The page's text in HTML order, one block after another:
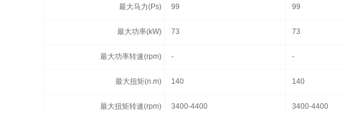
最大马力(Ps) 99 99
最大功率(kW) 73 73
最大功率转速(rpm) - -
最大扭矩(n.m) 140 140
最大扭矩转速(rpm) 3400-4400 3400-4400